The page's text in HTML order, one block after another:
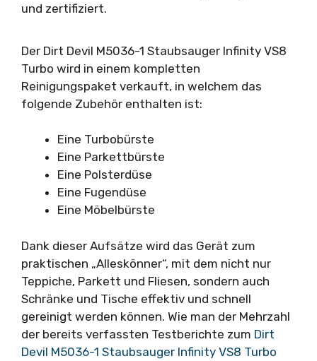
und zertifiziert.
Der Dirt Devil M5036-1 Staubsauger Infinity VS8
Turbo wird in einem kompletten
Reinigungspaket verkauft, in welchem das
folgende Zubehör enthalten ist:
Eine Turbobürste
Eine Parkettbürste
Eine Polsterdüse
Eine Fugendüse
Eine Möbelbürste
Dank dieser Aufsätze wird das Gerät zum
praktischen „Alleskönner“, mit dem nicht nur
Teppiche, Parkett und Fliesen, sondern auch
Schränke und Tische effektiv und schnell
gereinigt werden können. Wie man der Mehrzahl
der bereits verfassten Testberichte zum Dirt
Devil M5036-1 Staubsauger Infinity VS8 Turbo